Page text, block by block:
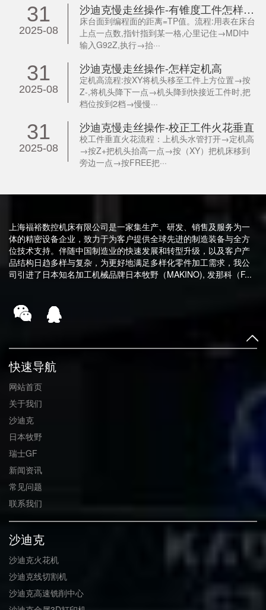
31
2025-08
沙迪克慢走丝操作-有锥度工件怎样设置TP值
床台面到编程面的距离=TP值。流程:用表在床台
上点一点数,指针指到某一格,心里记住→MDI中
输入G92Z,执行→抬···
31
2025-08
沙迪克慢走丝操作-怎样定机高
定机高流程:按XY将机头移至工件上方位置→按
Z-,将机头降下一点→机头降到快接近工件时,把
档位按到2档→慢慢···
31
2025-08
沙迪克慢走丝操作-校正工件火花垂直
校工件垂直火花流程：上机头水管打开→定机高
→按Z+把机头抬高一点→按（XY）把机床移到
旁边一点→按FREE把···
上海福裕数控机床有限公司是一家集生产、研发、销售及服务为一
体的精密设备企业，致力于为客户提供全球先进的制造装备与全方
位技术支持。伴随中国制造业的快速发展和转型升级，以及客户产
品结构日趋多样与复杂，为更好地满足多样化零件加工需求，我公
司引进了日本知名加工机械品牌日本牧野（MAKINO), 发那科（F...
快速导航
网站首页
关于我们
沙迪克
日本牧野
瑞士GF
新闻资讯
常见问题
联系我们
沙迪克
沙迪克火花机
沙迪克线切割机
沙迪克高速铣削中心